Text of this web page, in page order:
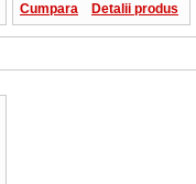
Cumpara Detalii produs